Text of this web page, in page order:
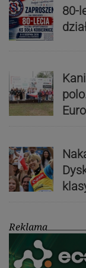
80-
Reklama